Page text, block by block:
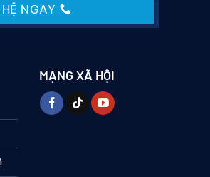
NGAY
MẠNG XÃ HỘI